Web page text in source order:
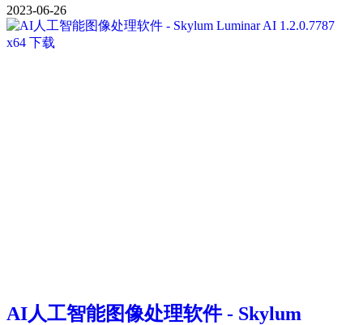
2023-06-26
AI人工智能图像处理软件 - Skylum